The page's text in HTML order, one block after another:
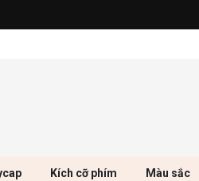
Kích cỡ phím Màu sắc